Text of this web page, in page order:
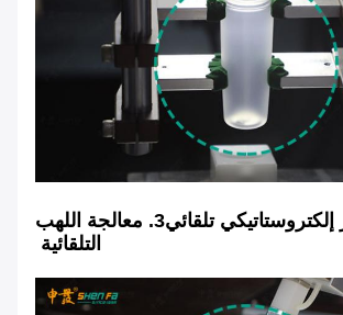
إلكتروستاتيكي تلقائي 3. معالجة اللهب
التلقائية